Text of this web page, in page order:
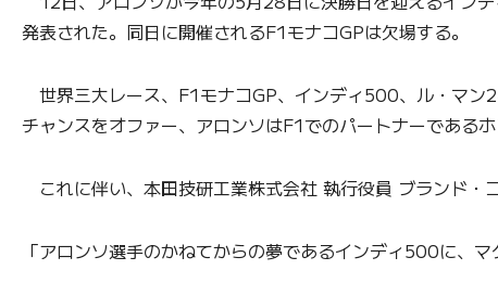
発表された。同日に開催されるF1モナコGPは欠場する。
世界三大レース、F1モナコGP、インディ500、ル・マン
チャンスをオファー、アロンソはF1でのパートナーである
これに伴い、本田技研工業株式会社 執行役員 ブランド・
「アロンソ選手のかねてからの夢であるインディ500に、